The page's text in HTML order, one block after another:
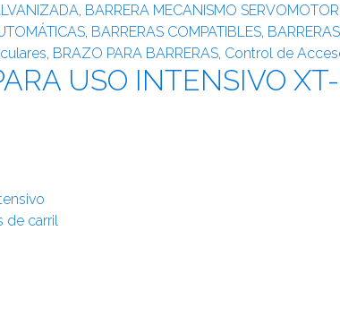
, BARRERA MECANISMO SERVOMOTOR
, BARRERAS COMPATIBLES,
, BRAZO PARA BARRERAS, Control de
USO INTENSIVO
de carril